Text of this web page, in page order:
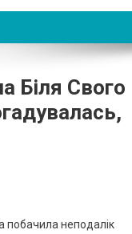
Біля Свого
побачила неподалік